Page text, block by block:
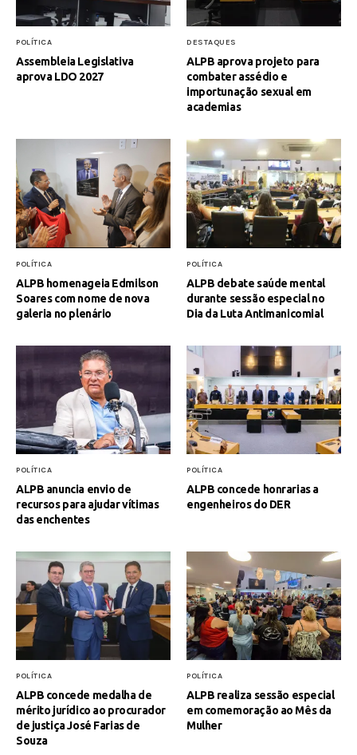
POLÍTICA
Assembleia Legislativa
aprova LDO 2027
DESTAQUES
ALPB aprova projeto para
combater assédio e
importunação sexual em
academias
POLÍTICA
ALPB homenageia Edmilson
Soares com nome de nova
galeria no plenário
POLÍTICA
ALPB debate saúde mental
durante sessão especial no
Dia da Luta Antimanicomial
POLÍTICA
ALPB anuncia envio de
recursos para ajudar vítimas
das enchentes
POLÍTICA
ALPB concede honrarias a
engenheiros do DER
POLÍTICA
ALPB concede medalha de
mérito jurídico ao procurador
de justiça José Farias de
Souza
POLÍTICA
ALPB realiza sessão especial
em comemoração ao Mês da
Mulher